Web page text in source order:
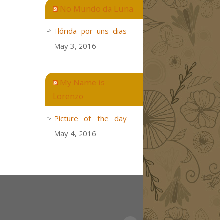
No Mundo da Luna
Flórida por uns dias
May 3, 2016
My Name is
Lorenzo
Picture of the day
May 4, 2016